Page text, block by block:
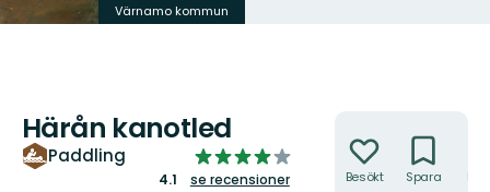
Värnamo kommun
Härån kanotled
Paddling
4.0821237585943475
av
4.1 se recensioner Besökt Spara